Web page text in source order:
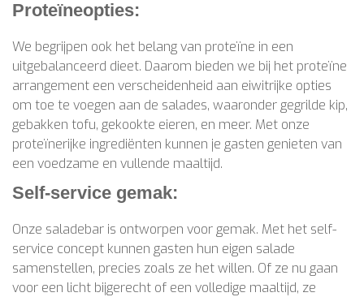
Proteïneopties:
We begrijpen ook het belang van proteïne in een
uitgebalanceerd dieet. Daarom bieden we bij het proteïne
arrangement een verscheidenheid aan eiwitrijke opties
om toe te voegen aan de salades, waaronder gegrilde kip,
gebakken tofu, gekookte eieren, en meer. Met onze
proteïnerijke ingrediënten kunnen je gasten genieten van
een voedzame en vullende maaltijd.
Self-service gemak:
Onze saladebar is ontworpen voor gemak. Met het self-
service concept kunnen gasten hun eigen salade
samenstellen, precies zoals ze het willen. Of ze nu gaan
voor een licht bijgerecht of een volledige maaltijd, ze